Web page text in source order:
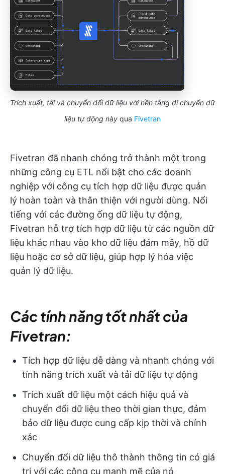
Trích xuất, tải và chuyển đổi dữ liệu với nền tảng di chuyển dữ
liệu tự động này qua Fivetran
Fivetran đã nhanh chóng trở thành một trong
những công cụ ETL nổi bật cho các doanh
nghiệp với công cụ tích hợp dữ liệu được quản
lý hoàn toàn và thân thiện với người dùng. Nổi
tiếng với các đường ống dữ liệu tự động,
Fivetran hỗ trợ tích hợp dữ liệu từ các nguồn dữ
liệu khác nhau vào kho dữ liệu đám mây, hồ dữ
liệu hoặc cơ sở dữ liệu, giúp hợp lý hóa việc
quản lý dữ liệu.
Các tính năng tốt nhất của
Fivetran:
Tích hợp dữ liệu dễ dàng và nhanh chóng với
tính năng trích xuất và tải dữ liệu tự động
Trích xuất dữ liệu một cách hiệu quả và
chuyển đổi dữ liệu theo thời gian thực, đảm
bảo dữ liệu được cung cấp kịp thời và chính
xác
Chuyển đổi dữ liệu thô thành thông tin có giá
trị với các công cụ mạnh mẽ của nó